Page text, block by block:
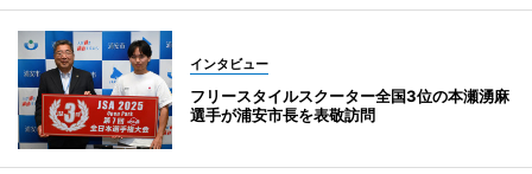
インタビュー
フリースタイルスクーター全国3位の本瀬湧麻
選手が浦安市長を表敬訪問